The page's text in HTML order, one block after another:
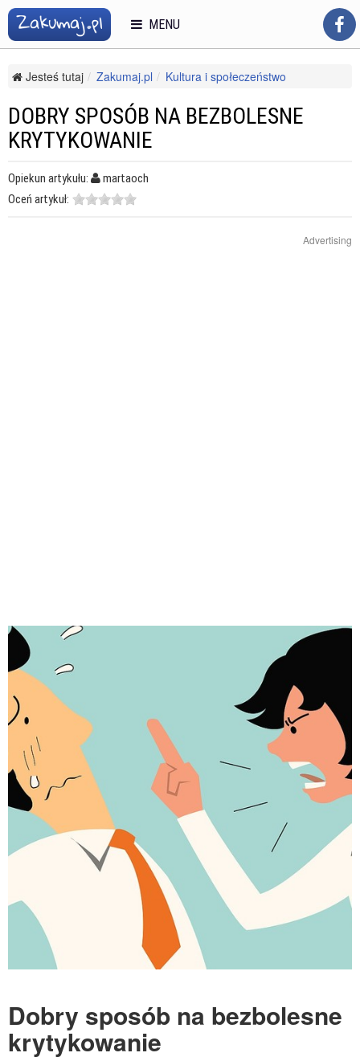
Jesteś tutaj Zakumaj.pl
Kultura i społeczeństwo
Dobry sposób na bezbolesne krytykowanie
DOBRY SPOSÓB NA BEZBOLESNE
KRYTYKOWANIE
Opiekun artykułu:
martaoch
Oceń artykuł:
Advertising
Dobry sposób na bezbolesne
krytykowanie
MENU